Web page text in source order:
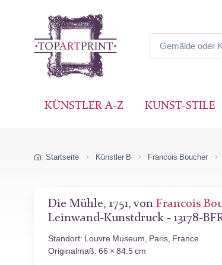
KÜNSTLER A-Z KUNST-STILE
Startseite Künstler B Francois Boucher
Die Mühle, 1751, von Francois
Leinwand-Kunstdruck - 13178-
Standort: Louvre Museum, Paris, France
Originalmaß: 66 × 84.5 cm